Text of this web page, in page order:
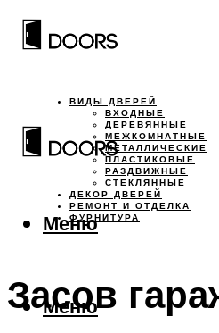
ВИДЫ ДВЕРЕЙ
ВХОДНЫЕ
ДЕРЕВЯННЫЕ
МЕЖКОМНАТНЫЕ
МЕТАЛЛИЧЕСКИЕ
ПЛАСТИКОВЫЕ
РАЗДВИЖНЫЕ
СТЕКЛЯННЫЕ
ДЕКОР ДВЕРЕЙ
РЕМОНТ И ОТДЕЛКА
ФУРНИТУРА
Меню
Меню
Засов